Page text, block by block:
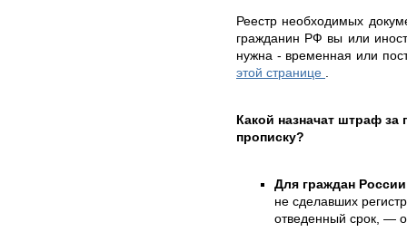
Реестр необходимых
гражданин РФ вы или
нужна - временная или
этой странице .
Какой назначат штраф
прописку?
Для граждан России
не сделавших
отведенный срок, —